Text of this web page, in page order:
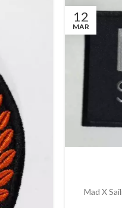
12
MAR
Mad X